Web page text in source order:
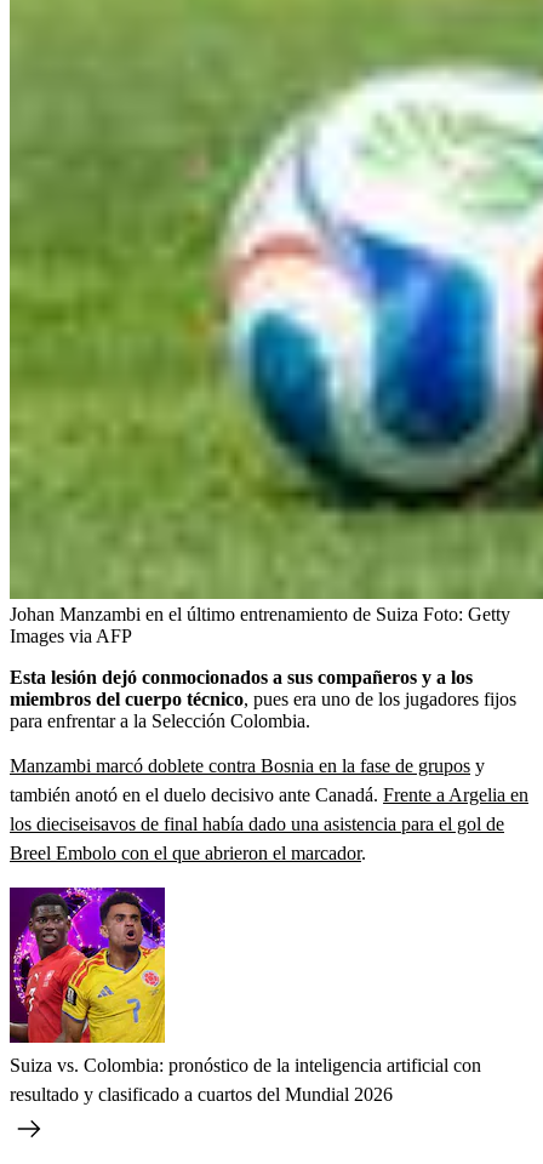
Johan Manzambi en el último entrenamiento de Suiza Foto: Getty
Images via AFP
Esta lesión dejó conmocionados a sus compañeros y a los
miembros del cuerpo técnico, pues era uno de los jugadores fijos
para enfrentar a la Selección Colombia.
Manzambi marcó doblete contra Bosnia en la fase de grupos y
también anotó en el duelo decisivo ante Canadá. Frente a Argelia en
los dieciseisavos de final había dado una asistencia para el gol de
Breel Embolo con el que abrieron el marcador.
Suiza vs. Colombia: pronóstico de la inteligencia artificial con
resultado y clasificado a cuartos del Mundial 2026